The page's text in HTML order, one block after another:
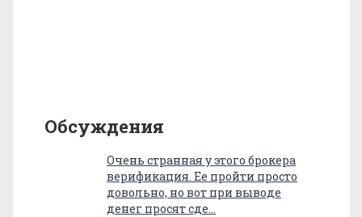
Обсуждения
Очень странная у этого брокера
верификация. Ее пройти просто
довольно, но вот при выводе
денег просят сде…